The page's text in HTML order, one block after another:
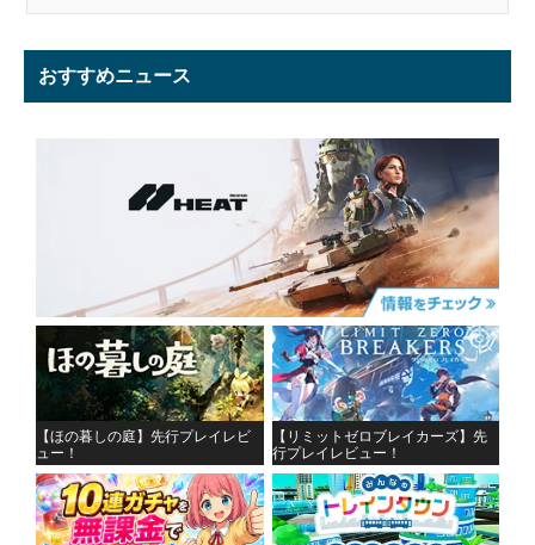
おすすめニュース
【ほの暮しの庭】先行プレイレビ
ュー！
【リミットゼロブレイカーズ】先
行プレイレビュー！